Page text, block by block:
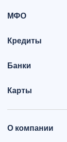
МФО
Кредиты
Банки
Карты
О компании